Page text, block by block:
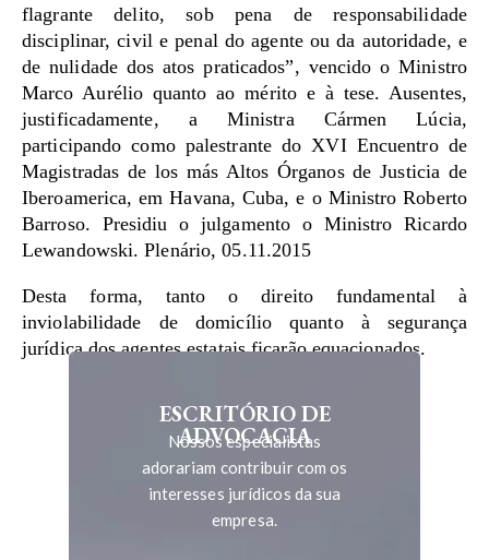
flagrante delito, sob pena de responsabilidade
disciplinar, civil e penal do agente ou da autoridade, e
de nulidade dos atos praticados”, vencido o Ministro
Marco Aurélio quanto ao mérito e à tese. Ausentes,
justificadamente, a Ministra Cármen Lúcia,
participando como palestrante do XVI Encuentro de
Magistradas de los más Altos Órganos de Justicia de
Iberoamerica, em Havana, Cuba, e o Ministro Roberto
Barroso. Presidiu o julgamento o Ministro Ricardo
Lewandowski. Plenário, 05.11.2015
Desta forma, tanto o direito fundamental à
inviolabilidade de domicílio quanto à segurança
jurídica dos agentes estatais ficarão equacionados.
ESCRITÓRIO DE
ADVOCACIA
Nossos especialistas
adorariam contribuir com os
interesses jurídicos da sua
empresa.